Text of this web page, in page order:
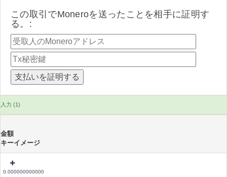
この取引でMoneroを送ったことを相手に証明す
る。:
入力 (1)
金額
キーイメージ
0.000000000000